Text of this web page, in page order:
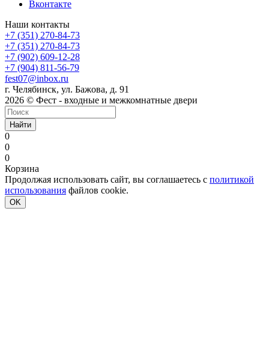
Вконтакте
Наши контакты
+7 (351) 270-84-73
+7 (351) 270-84-73
+7 (902) 609-12-28
+7 (904) 811-56-79
fest07@inbox.ru
г. Челябинск, ул. Бажова, д. 91
2026 © Фест - входные и межкомнатные двери
Найти
0
0
0
Корзина
Продолжая использовать сайт, вы соглашаетесь с политикой
использования файлов cookie.
OK